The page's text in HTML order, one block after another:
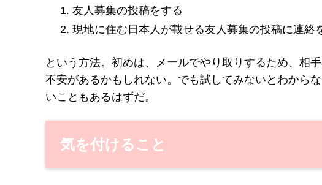
友人募集の投稿をする
現地に住む日本人が載せる友人募集の投稿に連絡
という方法。初めは、メールでやり取りするため、相
不安があるかもしれない。でも試してみないとわから
いこともあるはずだ。
気を付けること